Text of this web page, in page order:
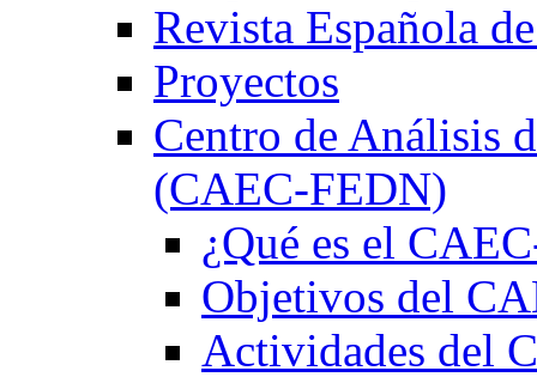
Revista Española
Proyectos
Centro de Análisis
(CAEC-FEDN)
¿Qué es el
Objetivos del
Actividades del